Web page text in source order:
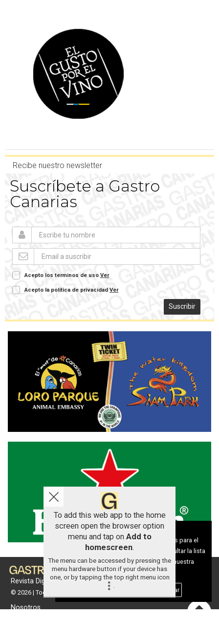
Recibe nuestro newsletter
Suscríbete a Gastro
Canarias
Acepto los terminos de uso Ver
Acepto la política de privacidad Ver
Suscribir
Revista Digital de gastronomía
© 2026 | Todos los derechos reservados
Nosotros
To add this web app to the home
screen open the browser option
menu and tap on Add to
homescreen.
The menu can be accessed by pressing the
menu hardware button if your device has
one, or by tapping the top right menu icon
.
Aviso sobre el Uso de cookies:
Utilizamos cookies nuestras y de terceros para el
funcionamiento del digital. Puedes consultar la lista
de cookies y como desconectarlas. Ver nuestra
Política de Privacidad y Cookies
Aceptar Cookies Personalizar